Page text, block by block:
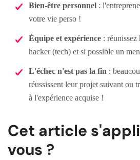
Bien-être personnel :
votre vie perso !
Équipe et expérience :
hacker (tech) et si possible un
L'échec n'est pas la fin :
réussissent leur projet suivant ou
à l'expérience acquise !
Cet article
vous ?